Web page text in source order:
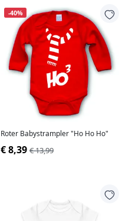
-40%
Roter Babystrampler "Ho Ho Ho"
€ 8,39 € 13,99